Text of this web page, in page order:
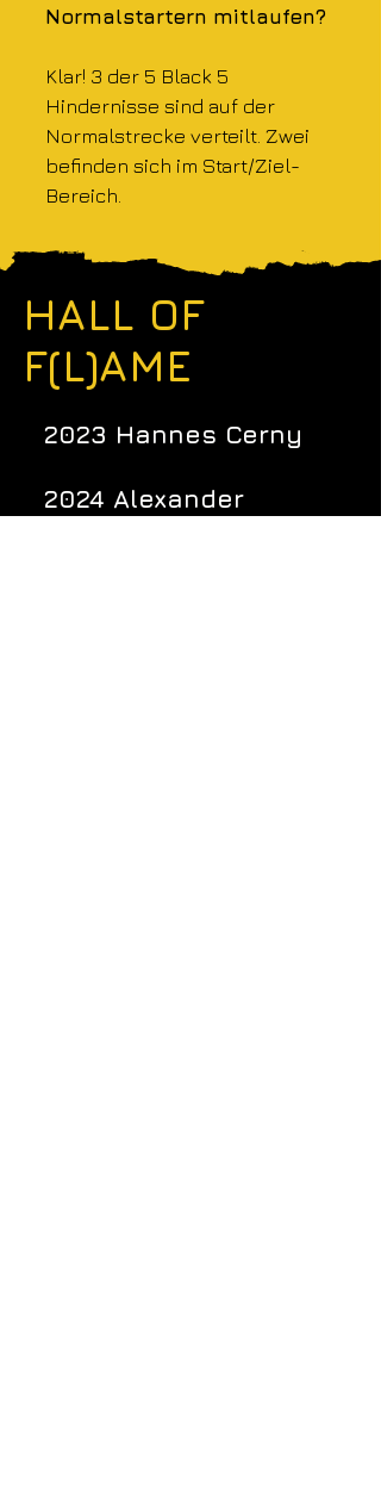
Normalstartern mitlaufen?
Klar! 3 der 5 Black 5
Hindernisse sind auf der
Normalstrecke verteilt. Zwei
befinden sich im Start/Ziel-
Bereich.
HALL OF
F(L)AME
2023 Hannes Cerny
2024 Alexander